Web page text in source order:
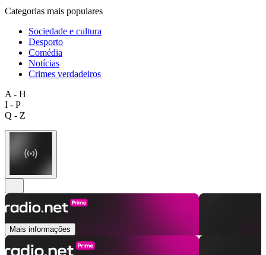
Categorias mais populares
Sociedade e cultura
Desporto
Comédia
Notícias
Crimes verdadeiros
A - H
I - P
Q - Z
Mais informações